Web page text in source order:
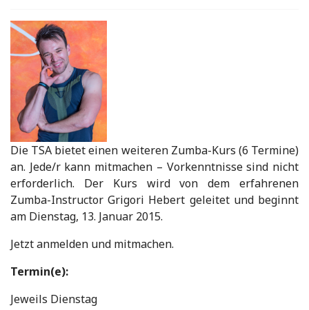
Die TSA bietet einen weiteren Zumba-Kurs (6 Termine)
an. Jede/r kann mitmachen – Vorkenntnisse sind nicht
erforderlich. Der Kurs wird von dem erfahrenen
Zumba-Instructor Grigori Hebert geleitet und beginnt
am Dienstag, 13. Januar 2015.
Jetzt anmelden und mitmachen.
Termin(e):
Jeweils Dienstag